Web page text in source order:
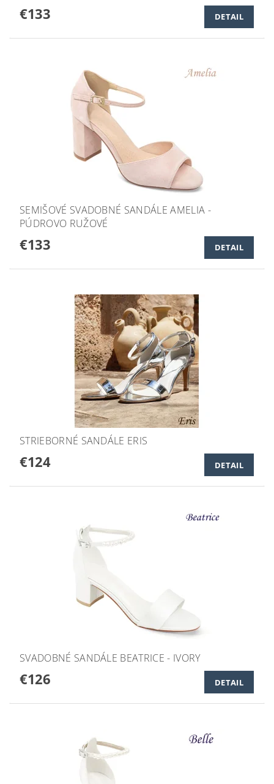
€133 DETAIL
SEMIŠOVÉ SVADOBNÉ SANDÁLE AMELIA -
PÚDROVO RUŽOVÉ
€133 DETAIL
STRIEBORNÉ SANDÁLE ERIS
€124 DETAIL
SVADOBNÉ SANDÁLE BEATRICE - IVORY
€126 DETAIL